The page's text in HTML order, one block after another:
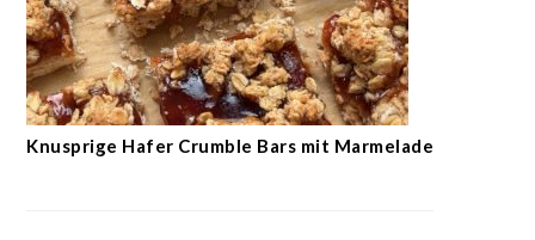
Knusprige Hafer Crumble Bars mit Marmelade